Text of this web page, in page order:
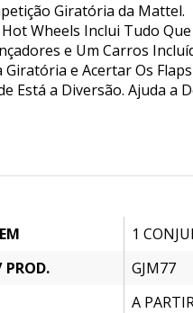
Giratória da Mattel.
Wheels Inclui Tudo
e Um Carros
Giratória e Acertar Os
Está a Diversão. Ajuda
1
PROD.
GJM77
A